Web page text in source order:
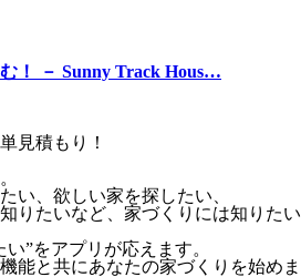
！ － Sunny Track Hous…
い、欲しい家を探したい、
りたいなど、家づくりには知りたい
”をアプリが応えます。
能と共にあなたの家づくりを始めま